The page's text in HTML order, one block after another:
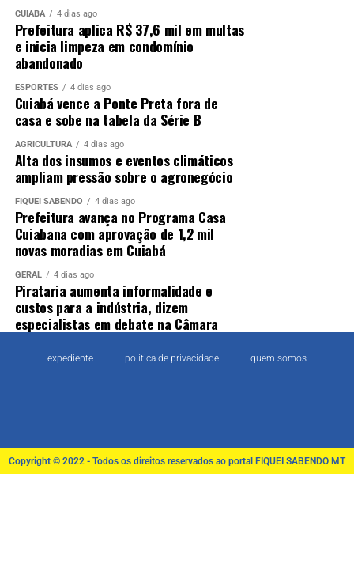
CUIABÁ 4 dias ago
Prefeitura aplica R$ 37,6 mil em multas
e inicia limpeza em condomínio
abandonado
ESPORTES 4 dias ago
Cuiabá vence a Ponte Preta fora de
casa e sobe na tabela da Série B
AGRICULTURA 4 dias ago
Alta dos insumos e eventos climáticos
ampliam pressão sobre o agronegócio
FIQUEI SABENDO 4 dias ago
Prefeitura avança no Programa Casa
Cuiabana com aprovação de 1,2 mil
novas moradias em Cuiabá
GERAL 4 dias ago
Pirataria aumenta informalidade e
custos para a indústria, dizem
especialistas em debate na Câmara
expediente política de privacidade quem somos
Copyright © 2022 - Todos os direitos reservados ao portal FIQUEI SABENDO MT